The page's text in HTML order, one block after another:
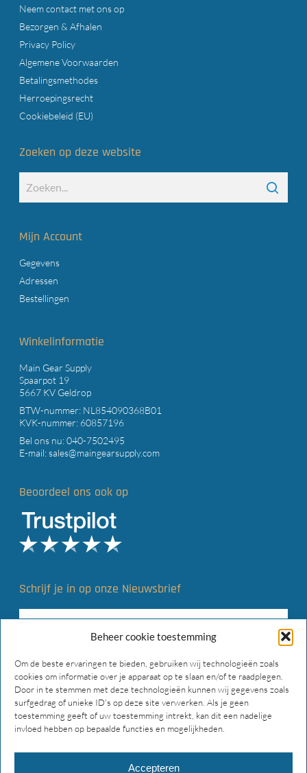
Beheer cookie toestemming
Om de beste ervaringen te bieden, gebruiken wij technologieën zoals
cookies om informatie over je apparaat op te slaan en/of te raadplegen.
Door in te stemmen met deze technologieën kunnen wij gegevens zoals
surfgedrag of unieke ID's op deze site verwerken. Als je geen
toestemming geeft of uw toestemming intrekt, kan dit een nadelige
invloed hebben op bepaalde functies en mogelijkheden.
Accepteren
Neem contact met ons op
Bezorgen & Afhalen
Privacy Policy
Algemene Voorwaarden
Betalingsmethodes
Herroepingsrecht
Cookiebeleid (EU)
Zoeken op deze website
Mijn Account
Gegevens
Adressen
Bestellingen
Winkelinformatie
Main Gear Supply
Spaarpot 19
5667 KV Geldrop
BTW-nummer: NL854090368B01
KVK-nummer: 60857196
Bel ons nu:040-7502495
E-mail:sales@maingearsupply.com
Beoordeel ons ook op
Schrijf je in op onze Nieuwsbrief